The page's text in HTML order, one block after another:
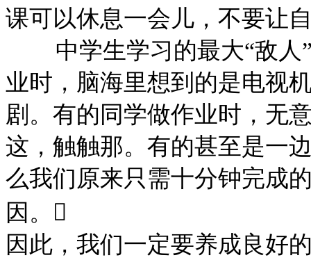
课可以休息一会儿，不要让
中学生学习的最大“敌人
业时，脑海里想到的是电视
剧。有的同学做作业时，无
这，触触那。有的甚至是一
么我们原来只需十分钟完成
因。
因此，我们一定要养成良好